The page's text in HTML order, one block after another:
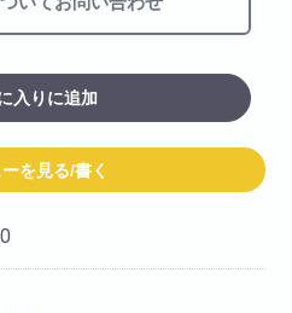
入りに追加
を見る/書く